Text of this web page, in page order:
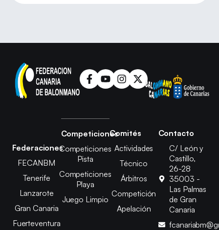
Federaciones
FECANBM
Tenerife
Lanzarote
Gran Canaria
Fuerteventura
Competiciones
Competiciones
Pista
Competiciones
Playa
Juego Limpio
Comités
Actividades
Técnico
Árbitros
Competición
Apelación
Contacto
C/ León y
Castillo,
26-28
35003 -
Las Palmas
de Gran
Canaria